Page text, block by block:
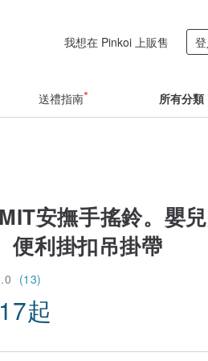
我想在 Pinkoi 上販售
送禮指南 所有分類
安撫手搖鈴。嬰
便利掛扣吊掛帶
(13)
起